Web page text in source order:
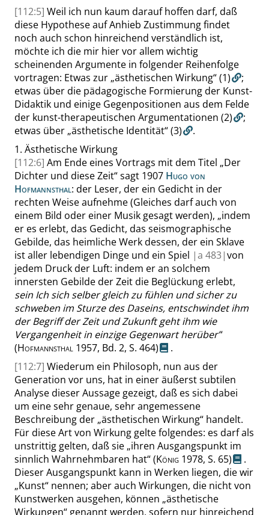
[112:5] Weil ich nun kaum darauf hoffen darf, daß
diese Hypothese auf Anhieb Zustimmung findet
noch auch schon hinreichend verständlich ist,
möchte ich die mir hier vor allem wichtig
scheinenden Argumente in folgender Reihenfolge
vortragen: Etwas zur „ästhetischen Wirkung“(1)
;
etwas über die pädagogische Formierung der Kunst-
Didaktik und einige Gegenpositionen aus dem Felde
der kunst-therapeutischen Argumentationen (2)
;
etwas über „ästhetische Identität“(3)
.
1. Ästhetische Wirkung
[112:6] Am Ende eines Vortrags mit dem Titel „Der
Dichter und diese Zeit“sagt 1907 Hugo von
Hofmannsthal: der Leser, der ein Gedicht in der
rechten Weise aufnehme (Gleiches darf auch von
einem Bild oder einer Musik gesagt werden), „indem
er es erlebt, das Gedicht, das seismographische
Gebilde, das heimliche Werk dessen, der ein Sklave
ist aller lebendigen Dinge und ein Spiel |a 483|von
jedem Druck der Luft: indem er an solchem
innersten Gebilde der Zeit die Beglückung erlebt,
sein Ich sich selber gleich zu fühlen und sicher zu
schweben im Sturze des Daseins, entschwindet ihm
der Begriff der Zeit und Zukunft geht ihm wie
Vergangenheit in einzige Gegenwart herüber“
(Hofmannsthal 1957, Bd. 2, S. 464)
.
[112:7] Wiederum ein Philosoph, nun aus der
Generation vor uns, hat in einer äußerst subtilen
Analyse dieser Aussage gezeigt, daß es sich dabei
um eine sehr genaue, sehr angemessene
Beschreibung der „ästhetischen Wirkung“ handelt.
Für diese Art von Wirkung gelte folgendes: es darf als
unstrittig gelten, daß sie „ihren Ausgangspunkt im
sinnlich Wahrnehmbaren hat“(König 1978, S. 65)
.
Dieser Ausgangspunkt kann in Werken liegen, die wir
„Kunst“ nennen; aber auch Wirkungen, die nicht von
Kunstwerken ausgehen, können „ästhetische
Wirkungen“ genannt werden, sofern nur hinreichend